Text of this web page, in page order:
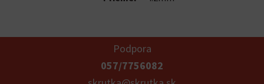
Podpora
057/7756082